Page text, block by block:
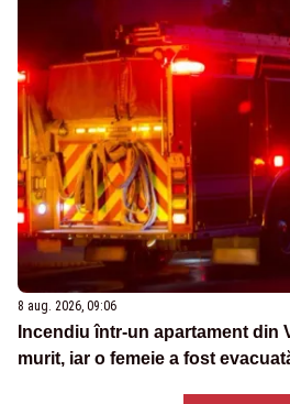
8 aug. 2026, 09:06
Incendiu într-un apartament din
murit, iar o femeie a fost